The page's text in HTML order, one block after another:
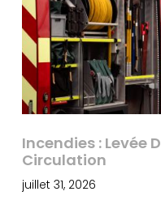
Incendies : Levée
Circulation
juillet 31, 2026